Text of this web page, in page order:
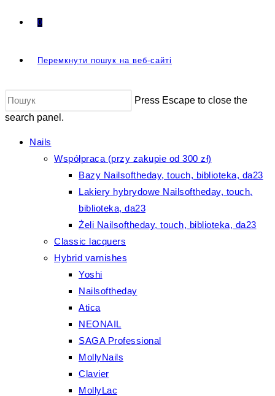
0
Перемкнути пошук на веб-сайті
Press Escape to close the
search panel.
Nails
Współpraca (przy zakupie od 300 zł)
Bazy Nailsoftheday, touch, biblioteka, da23
Lakiery hybrydowe Nailsoftheday, touch,
biblioteka, da23
Żeli Nailsoftheday, touch, biblioteka, da23
Classic lacquers
Hybrid varnishes
Yoshi
Nailsoftheday
Atica
NEONAIL
SAGA Professional
MollyNails
Clavier
MollyLac